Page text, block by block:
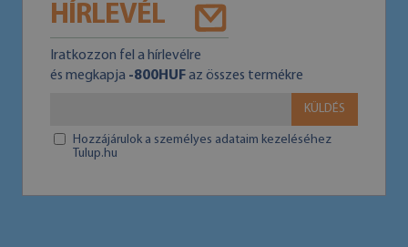
HÍRLEVÉL
Iratkozzon fel a hírlevélre
és megkapja -800HUFaz összes termékre
KÜLDÉS
Hozzájárulok a személyes adataim kezeléséhez
Tulup.hu